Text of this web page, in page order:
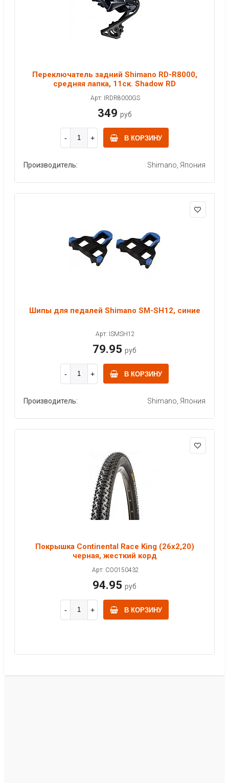
Переключатель задний Shimano RD-R8000,
средняя лапка, 11ск. Shadow RD
Арт: IRDR8000GS
349 руб
В КОРЗИНУ
Производитель: Shimano, Япония
Шипы для педалей Shimano SM-SH12, синие
Арт: ISMSH12
79.95 руб
В КОРЗИНУ
Производитель: Shimano, Япония
Покрышка Continental Race King (26x2,20)
черная, жесткий корд
Арт: CO0150432
94.95 руб
В КОРЗИНУ